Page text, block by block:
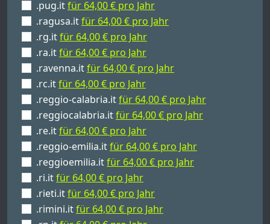
.pug.itfür 64,00 € pro Jahr
.ragusa.itfür 64,00 € pro Jahr
.rg.itfür 64,00 € pro Jahr
.ra.itfür 64,00 € pro Jahr
.ravenna.itfür 64,00 € pro Jahr
.rc.itfür 64,00 € pro Jahr
.reggio-calabria.itfür 64,00 € pro Jahr
.reggiocalabria.itfür 64,00 € pro Jahr
.re.itfür 64,00 € pro Jahr
.reggio-emilia.itfür 64,00 € pro Jahr
.reggioemilia.itfür 64,00 € pro Jahr
.ri.itfür 64,00 € pro Jahr
.rieti.itfür 64,00 € pro Jahr
.rimini.itfür 64,00 € pro Jahr